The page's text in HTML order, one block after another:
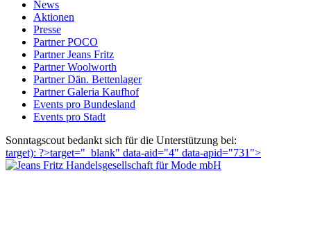
News
Aktionen
Presse
Partner POCO
Partner Jeans Fritz
Partner Woolworth
Partner Dän. Bettenlager
Partner Galeria Kaufhof
Events pro Bundesland
Events pro Stadt
Sonntagscout bedankt sich für die Unterstützung bei:
target): ?>target="_blank" data-aid="4" data-apid="731">